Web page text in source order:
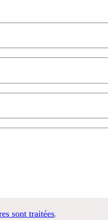
sont traitées.